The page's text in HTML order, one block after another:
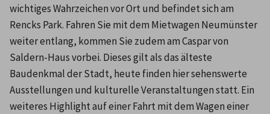
wichtiges Wahrzeichen vor Ort und befindet sich am
Rencks Park. Fahren Sie mit dem Mietwagen Neumünster
weiter entlang, kommen Sie zudem am Caspar von
Saldern-Haus vorbei. Dieses gilt als das älteste
Baudenkmal der Stadt, heute finden hier sehenswerte
Ausstellungen und kulturelle Veranstaltungen statt. Ein
weiteres Highlight auf einer Fahrt mit dem Wagen einer